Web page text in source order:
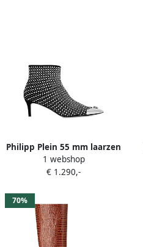
Philipp Plein 55 mm laarzen
met puntige neus en studs
Zwart
1 webshop
€ 1.290,-
70%